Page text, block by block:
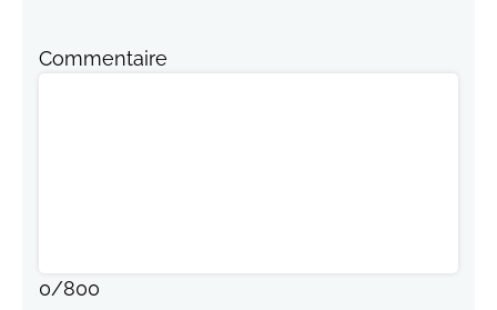
Commentaire
0/800